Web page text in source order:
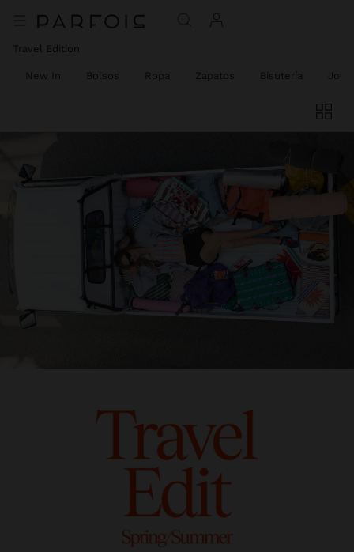
Travel Edition
New In Bolsos Ropa Zapatos Bisutería